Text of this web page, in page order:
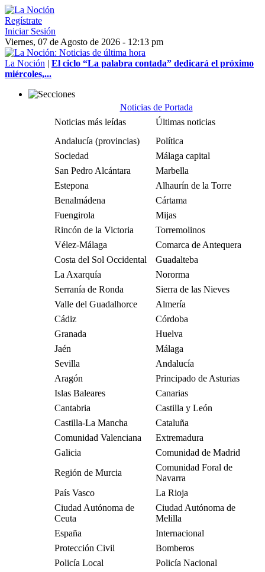
Regístrate
Iniciar Sesión
Viernes, 07 de Agosto de 2026 - 12:13 pm
La Noción | El ciclo “La palabra contada” dedicará el próximo
miércoles,...
Noticias de Portada
Noticias más leídas
Últimas noticias
Andalucía (provincias)
Política
Sociedad
Málaga capital
San Pedro Alcántara
Marbella
Estepona
Alhaurín de la Torre
Benalmádena
Cártama
Fuengirola
Mijas
Rincón de la Victoria
Torremolinos
Vélez-Málaga
Comarca de Antequera
Costa del Sol Occidental
Guadalteba
La Axarquía
Nororma
Serranía de Ronda
Sierra de las Nieves
Valle del Guadalhorce
Almería
Cádiz
Córdoba
Granada
Huelva
Jaén
Málaga
Sevilla
Andalucía
Aragón
Principado de Asturias
Islas Baleares
Canarias
Cantabria
Castilla y León
Castilla-La Mancha
Cataluña
Comunidad Valenciana
Extremadura
Galicia
Comunidad de Madrid
Región de Murcia
Comunidad Foral de
Navarra
País Vasco
La Rioja
Ciudad Autónoma de
Ceuta
Ciudad Autónoma de
Melilla
España
Internacional
Protección Civil
Bomberos
Policía Local
Policía Nacional